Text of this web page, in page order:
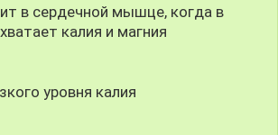
в сердечной мышце, когда в
калия и магния
уровня калия